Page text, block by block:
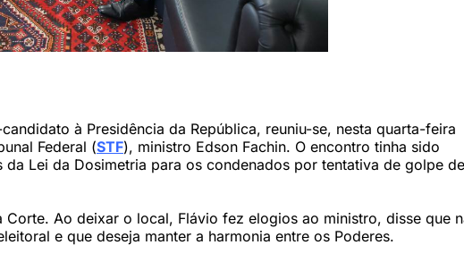
à Presidência da República, reuniu-se, nesta quarta-feira
Federal (STF), ministro Edson Fachin. O encontro tinha sido
Lei da Dosimetria para os condenados por tentativa de golpe de
Ao deixar o local, Flávio fez elogios ao ministro, disse que
e que deseja manter a harmonia entre os Poderes.